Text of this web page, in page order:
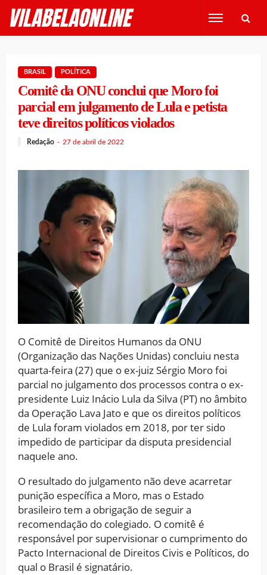
BRASIL POLÍTICA
Comitê da ONU conclui que Moro foi
parcial em julgamento de Lula e petista
teve direitos políticos violados
Redação 27 de abril de 2022
O Comitê de Direitos Humanos da ONU
(Organização das Nações Unidas) concluiu nesta
quarta-feira (27) que o ex-juiz Sérgio Moro foi
parcial no julgamento dos processos contra o ex-
presidente Luiz Inácio Lula da Silva (PT) no âmbito
da Operação Lava Jato e que os direitos políticos
de Lula foram violados em 2018, por ter sido
impedido de participar da disputa presidencial
naquele ano.
O resultado do julgamento não deve acarretar
punição específica a Moro, mas o Estado
brasileiro tem a obrigação de seguir a
recomendação do colegiado. O comitê é
responsável por supervisionar o cumprimento do
Pacto Internacional de Direitos Civis e Políticos, do
qual o Brasil é signatário.